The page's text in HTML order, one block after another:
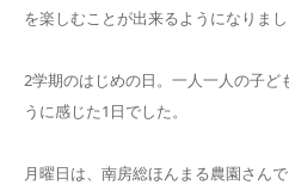
を楽しむことが出来るようになりまし
2学期のはじめの日。一人一人の子ど
うに感じた1日でした。
月曜日は、南房総ほんまる農園さん